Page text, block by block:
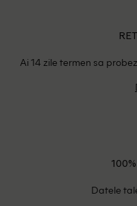
Ai 14 zile termen sa
Datele